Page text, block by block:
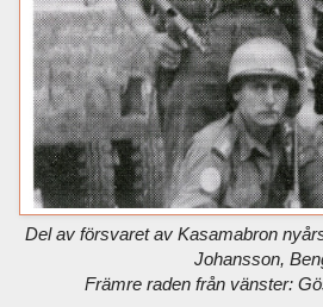
Del av försvaret av Kasamabron
Johansson,
Främre raden från vänster: